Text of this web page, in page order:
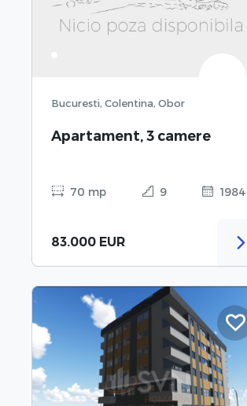
Bucuresti, Colentina, Obor
Apartament, 3 camere
70 mp 9 1984
83.000 EUR